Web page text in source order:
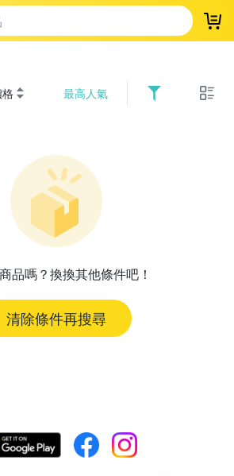
登
最高人氣
品嗎？換換其他條件吧！
清除條件再搜尋